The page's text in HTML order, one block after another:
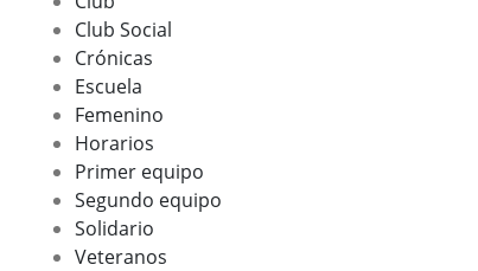
Club Social
Crónicas
Escuela
Femenino
Horarios
Primer equipo
Segundo equipo
Solidario
Veteranos